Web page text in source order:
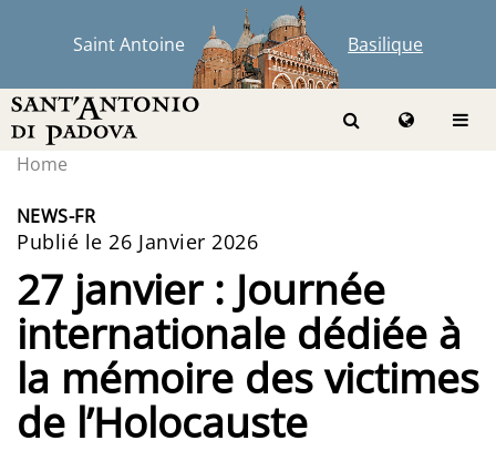
Saint Antoine Basilique
Home
NEWS-FR
Publié le 26 Janvier 2026
27 janvier : Journée
internationale dédiée à
la mémoire des victimes
de l’Holocauste